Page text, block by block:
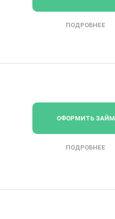
ПОДРОБНЕЕ
ОФОРМИТЬ ЗАЙМ
ПОДРОБНЕЕ